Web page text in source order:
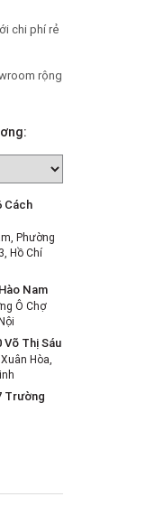
chi phí rẻ
rộng
Cách
Phường
Hồ Chí
Nam
Ô Chợ
Thị Sáu
Hòa,
Trường
Mại